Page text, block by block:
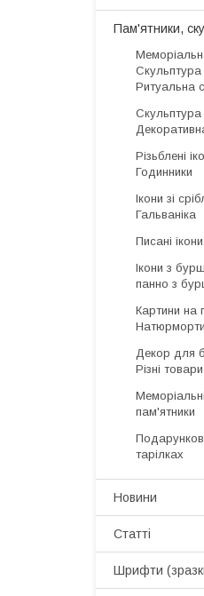
Пам'ятники,
Ритуальна
Різьблені
Годинники
Ікони зі
Гальваніка
Писані
Ікони з
панно з
Картини на
Декор для
Різні
пам'ятники
тарілках
Новини
Статті
Шрифти